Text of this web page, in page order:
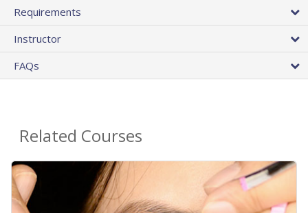
Requirements
Instructor
FAQs
Related Courses